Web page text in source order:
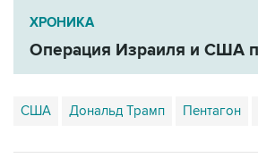
Операция Израиля и США
США Дональд Трамп Пентагон